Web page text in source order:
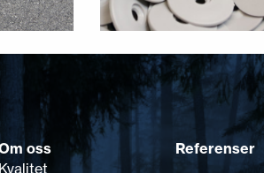
oss
Kvalitet
Referenser